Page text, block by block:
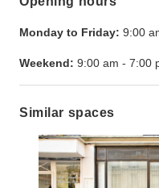
Monday to Friday: 9:00
Weekend: 9:00 am - 7:00
Similar spaces